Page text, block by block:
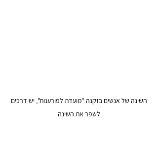
השינה של אנשים בזקנה "מועדת לפורענות", יש דרכים
לשפר את השינה